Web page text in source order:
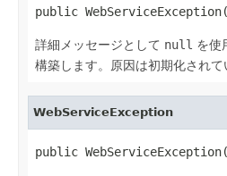
public
詳細メッセージとして null を使
構築します。原因は初期化されて
WebServiceException
public WebServiceException(